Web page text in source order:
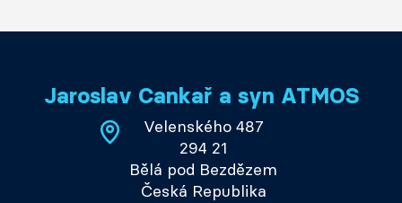
Jaroslav Cankař a syn ATMOS
Velenského 487
294 21
Bělá pod Bezdězem
Česká Republika